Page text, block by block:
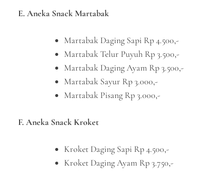
E. Aneka Snack Martabak
Martabak Daging Sapi Rp 4.500,-
Martabak Telur Puyuh Rp 3.500,-
Martabak Daging Ayam Rp 3.500,-
Martabak Sayur Rp 3.000,-
Martabak Pisang Rp 3.000,-
F. Aneka Snack Kroket
Kroket Daging Sapi Rp 4.500,-
Kroket Daging Ayam Rp 3.750,-